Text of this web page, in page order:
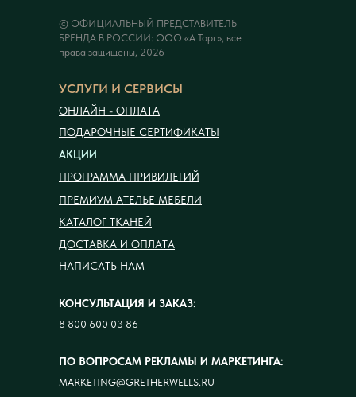
© ОФИЦИАЛЬНЫЙ ПРЕДСТАВИТЕЛЬ
БРЕНДА В РОССИИ: ООО «А Торг», все
права защищены, 2026
УСЛУГИ И СЕРВИСЫ
КОНСУЛЬТАЦИЯ И ЗАКАЗ:
8 800 600 03 86
АКЦИИ
ОНЛАЙН - ОПЛАТА
ПОДАРОЧНЫЕ СЕРТИФИКАТЫ
ПРОГРАММА ПРИВИЛЕГИЙ
ПРЕМИУМ АТЕЛЬЕ МЕБЕЛИ
КАТАЛОГ ТКАНЕЙ
ДОСТАВКА И ОПЛАТА
ПО ВОПРОСАМ РЕКЛАМЫ И МАРКЕТИНГА:
MARKETING@GRETHERWELLS.RU
НАПИСАТЬ НАМ